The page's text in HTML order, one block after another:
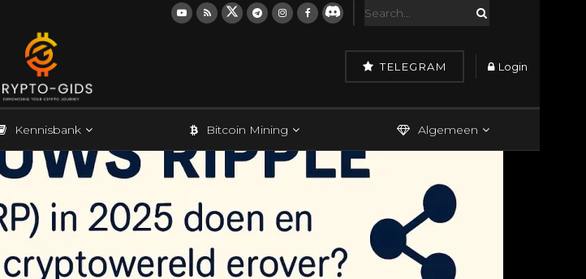
TELEGRAM Login
Kennisbank Bitcoin Mining Algemeen